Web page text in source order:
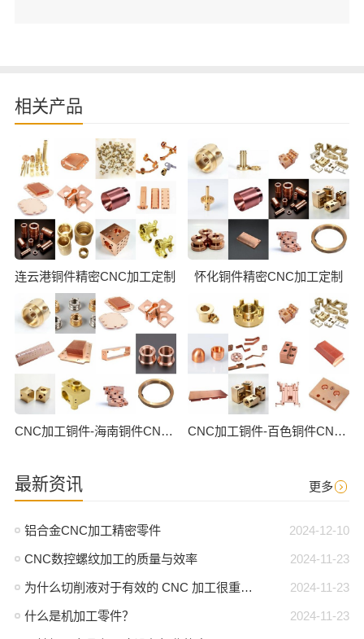
相关产品
连云港铜件精密CNC加工定制 怀化铜件精密CNC加工定制
CNC加工铜件-海南铜件CNC批量加工 CNC加工铜件-百色铜件CNC批量加工
最新资讯 更多
2024-12-10
铝合金CNC加工精密零件
2024-11-23
CNC数控螺纹加工的质量与效率
2024-11-23
为什么切削液对于有效的 CNC 加工很重要？
2024-11-23
什么是机加工零件？